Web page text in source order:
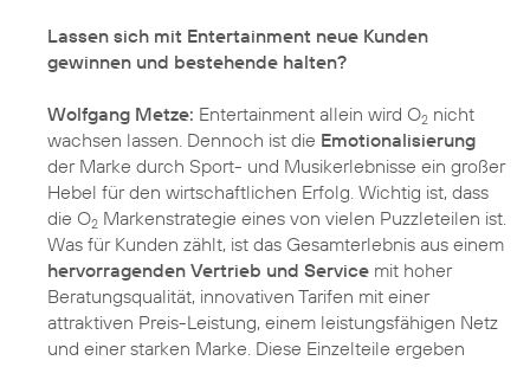
Lassen sich mit Entertainment neue Kunden
gewinnen und bestehende halten?
Wolfgang Metze: Entertainment allein wird O2 nicht
wachsen lassen. Dennoch ist die Emotionalisierung
der Marke durch Sport- und Musikerlebnisse ein großer
Hebel für den wirtschaftlichen Erfolg. Wichtig ist, dass
die O2 Markenstrategie eines von vielen Puzzleteilen ist.
Was für Kunden zählt, ist das Gesamterlebnis aus einem
hervorragenden Vertrieb und Service mit hoher
Beratungsqualität, innovativen Tarifen mit einer
attraktiven Preis-Leistung, einem leistungsfähigen Netz
und einer starken Marke. Diese Einzelteile ergeben